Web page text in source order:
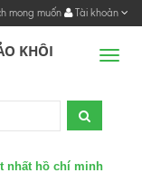
mong muốn Tài khoản
KHÔI
nhất hồ chí minh